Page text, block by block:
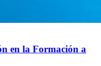
en la Formación a